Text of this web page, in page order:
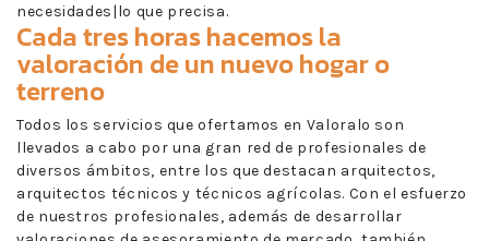
necesidades|lo que precisa.
Cada tres horas hacemos la
valoración de un nuevo hogar o
terreno
Todos los servicios que ofertamos en Valoralo son
llevados a cabo por una gran red de profesionales de
diversos ámbitos, entre los que destacan arquitectos,
arquitectos técnicos y técnicos agrícolas. Con el esfuerzo
de nuestros profesionales, además de desarrollar